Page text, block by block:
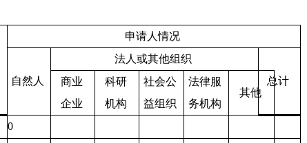
申请人情况
自然人
法人或其他组织
总计
商业
企业
科研
机构
社会公
益组织
法律服
务机构
其他
0